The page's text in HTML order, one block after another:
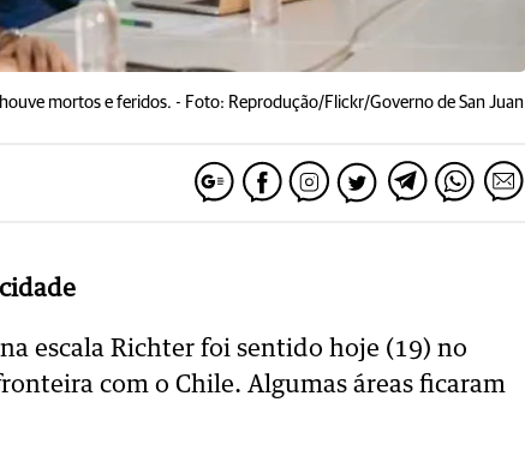
mortos e feridos. - Foto: Reprodução/Flickr/Governo de San Juan
escala Richter foi sentido hoje (19) no
com o Chile. Algumas áreas ficaram